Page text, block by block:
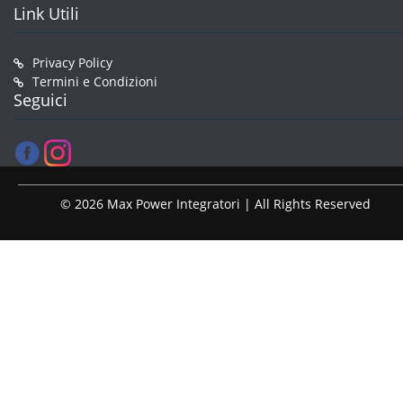
Link Utili
Privacy Policy
Termini e Condizioni
Seguici
© 2026 Max Power Integratori | All Rights Reserved